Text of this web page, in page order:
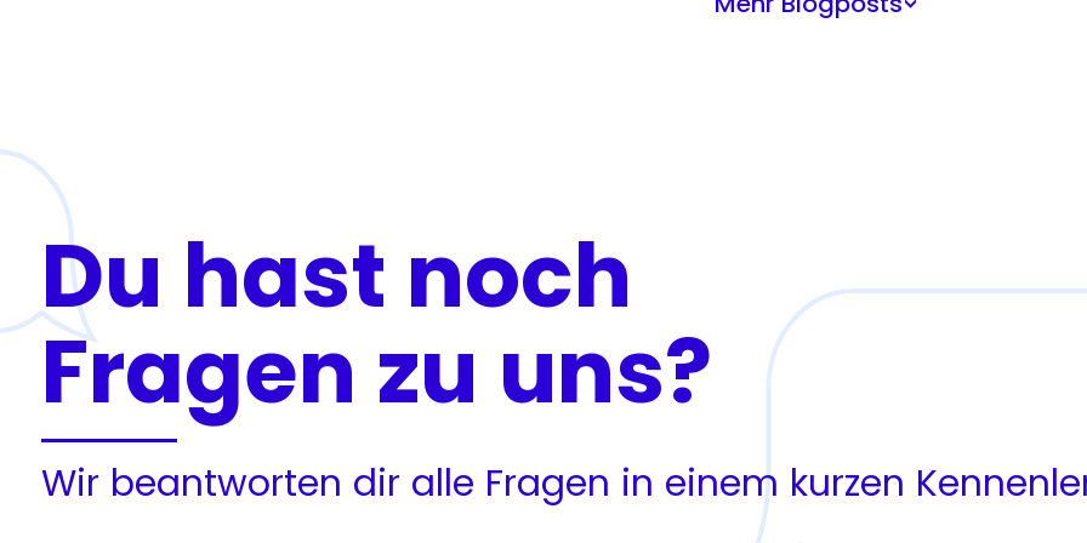
>
Du hast noch
Fragen zu uns?
Wir beantworten dir alle Fragen in einem kurzen